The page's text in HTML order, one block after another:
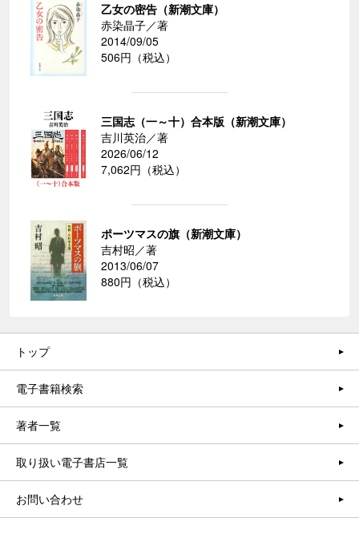
乙女の密告（新潮文庫）
赤染晶子／著
2014/09/05
506円（税込）
三国志（一～十）合本版（新潮文庫）
吉川英治／著
2026/06/12
7,062円（税込）
ポーツマスの旗（新潮文庫）
吉村昭／著
2013/06/07
880円（税込）
トップ
電子書籍検索
著者一覧
取り扱い電子書店一覧
お問い合わせ